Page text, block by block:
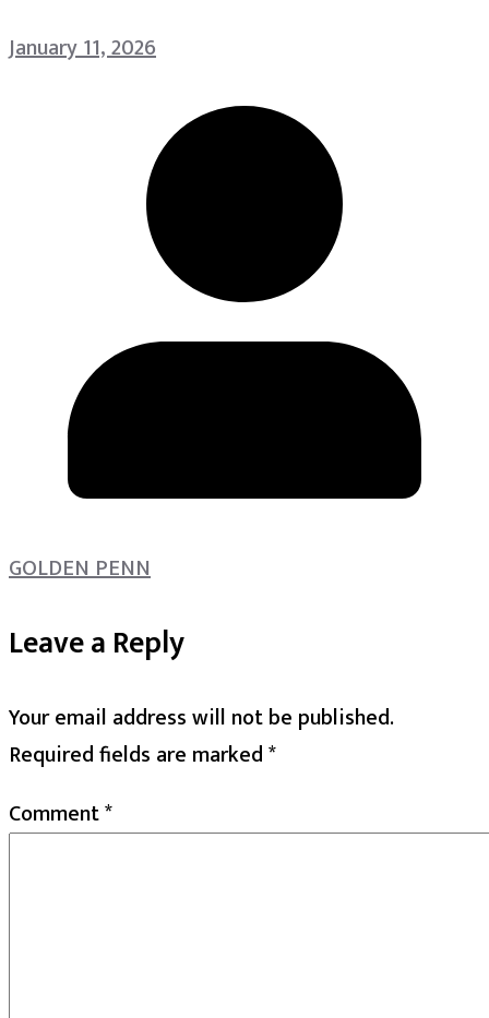
January 11, 2026
GOLDEN PENN
Leave a Reply
Your email address will not be published.
Required fields are marked*
Comment*